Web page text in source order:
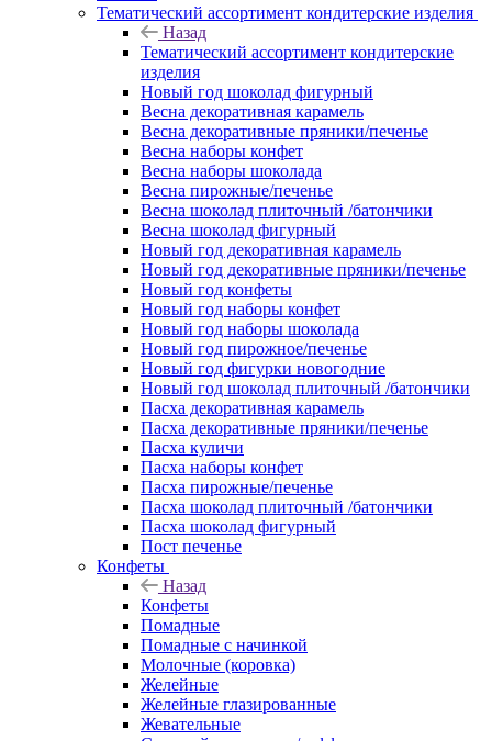
Тематический ассортимент кондитерские изделия
Назад
Тематический ассортимент кондитерские
изделия
Новый год шоколад фигурный
Весна декоративная карамель
Весна декоративные пряники/печенье
Весна наборы конфет
Весна наборы шоколада
Весна пирожные/печенье
Весна шоколад плиточный /батончики
Весна шоколад фигурный
Новый год декоративная карамель
Новый год декоративные пряники/печенье
Новый год конфеты
Новый год наборы конфет
Новый год наборы шоколада
Новый год пирожное/печенье
Новый год фигурки новогодние
Новый год шоколад плиточный /батончики
Пасха декоративная карамель
Пасха декоративные пряники/печенье
Пасха куличи
Пасха наборы конфет
Пасха пирожные/печенье
Пасха шоколад плиточный /батончики
Пасха шоколад фигурный
Пост печенье
Конфеты
Назад
Конфеты
Помадные
Помадные с начинкой
Молочные (коровка)
Желейные
Желейные глазированные
Жевательные